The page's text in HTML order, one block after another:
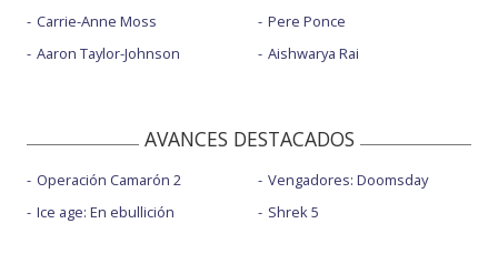
Carrie-Anne Moss
Aaron Taylor-Johnson
Pere Ponce
Aishwarya Rai
AVANCES DESTACADOS
Operación Camarón 2
Ice age: En ebullición
Vengadores: Doomsday
Shrek 5